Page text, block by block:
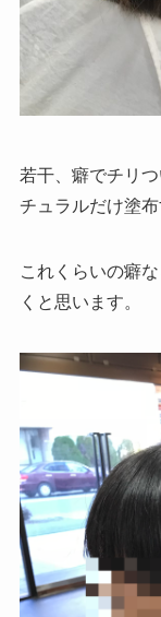
若干、癖でチリ
チュラルだけ塗布
これくらいの癖
くと思います。